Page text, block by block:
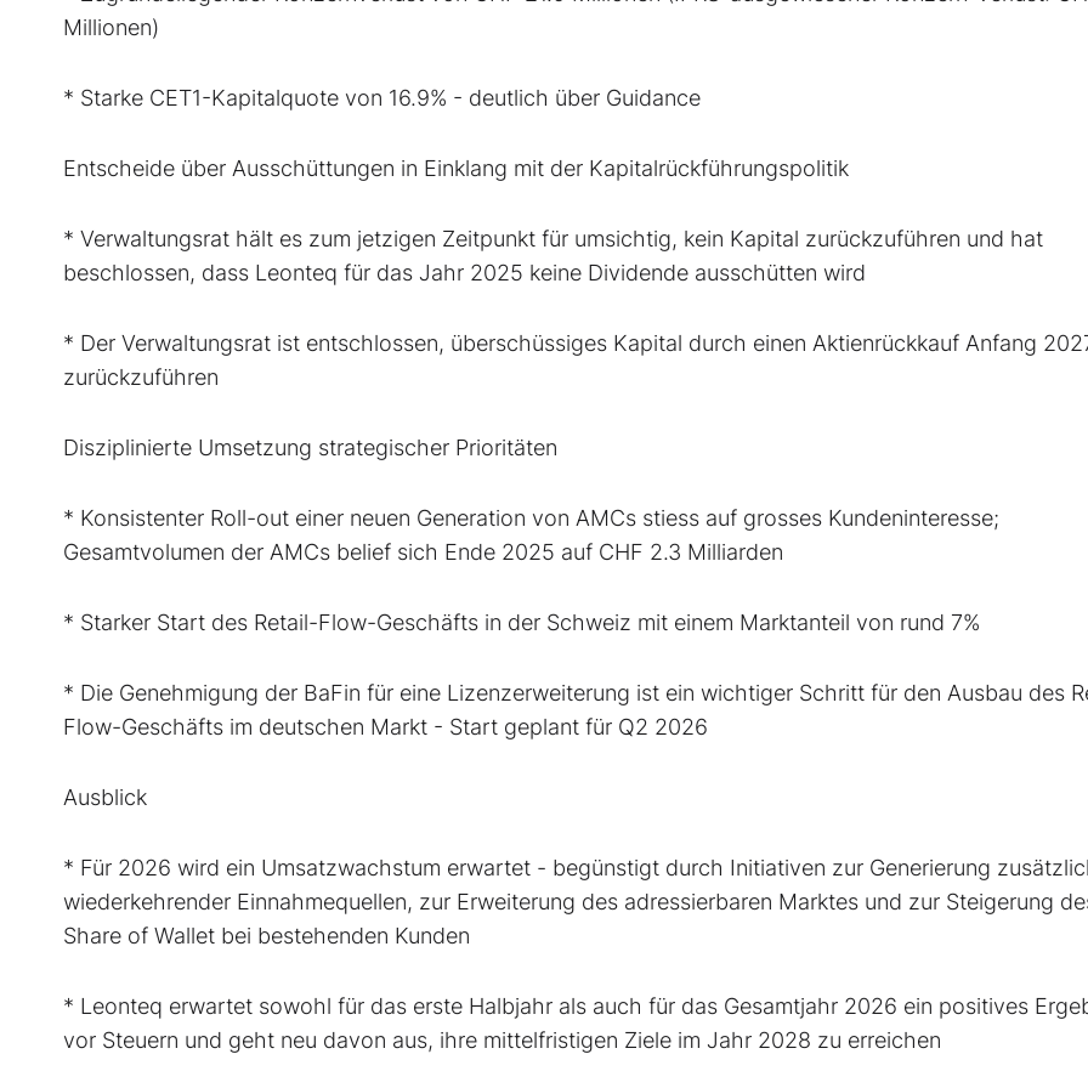
Millionen)
* Starke CET1-Kapitalquote von 16.9% - deutlich über Guidance
Entscheide über Ausschüttungen in Einklang mit der Kapitalrückführungspolitik
* Verwaltungsrat hält es zum jetzigen Zeitpunkt für umsichtig, kein Kapital zurückzuführen und hat
beschlossen, dass Leonteq für das Jahr 2025 keine Dividende ausschütten wird
* Der Verwaltungsrat ist entschlossen, überschüssiges Kapital durch einen Aktienrückkauf Anfang
zurückzuführen
Disziplinierte Umsetzung strategischer Prioritäten
* Konsistenter Roll-out einer neuen Generation von AMCs stiess auf grosses Kundeninteresse;
Gesamtvolumen der AMCs belief sich Ende 2025 auf CHF 2.3 Milliarden
* Starker Start des Retail-Flow-Geschäfts in der Schweiz mit einem Marktanteil von rund 7%
* Die Genehmigung der BaFin für eine Lizenzerweiterung ist ein wichtiger Schritt für den Ausbau des
Flow-Geschäfts im deutschen Markt - Start geplant für Q2 2026
Ausblick
* Für 2026 wird ein Umsatzwachstum erwartet - begünstigt durch Initiativen zur Generierung
wiederkehrender Einnahmequellen, zur Erweiterung des adressierbaren Marktes und zur Steigerung
Share of Wallet bei bestehenden Kunden
* Leonteq erwartet sowohl für das erste Halbjahr als auch für das Gesamtjahr 2026 ein positives
vor Steuern und geht neu davon aus, ihre mittelfristigen Ziele im Jahr 2028 zu erreichen